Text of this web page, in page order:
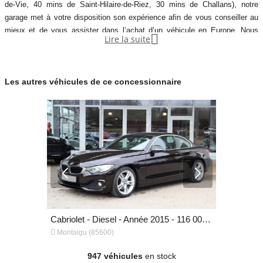
UNIQUEMENT SUR RENDEZ-VOUS aide à l'importation
uniquement sur commande Livré avec un WW provisoire valable 4
mois garantie possible de 12,24,36 et 48 mois en supplément. Les
Garantie :.
Deuxième main.
Puissance réelle
258
Vignette Crit’Air
de-Vie, 40 mins de Saint-Hilaire-de-Riez, 30 mins de Challans), notre
garage met à votre disposition son expérience afin de vous conseiller au
mieux et de vous assister dans l’achat d’un véhicule en Europe. Nous
effectuons pour vous toutes les démarches avec les concessions en
proposons aujourd'hui un large choix de véhicules toutes
Lire la suite 
Les autres véhicules de ce concessionnaire
Cabriolet - Diesel - Année 2015 - 116 000 km, 26 490 €
 Montaigu (85600)
947 véhiculesen stock